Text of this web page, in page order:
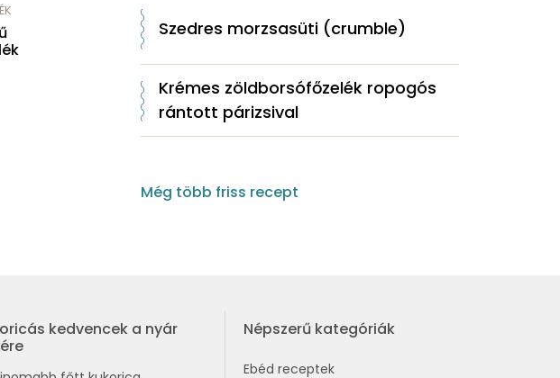
Szedres morzsasüti (crumble)
Krémes zöldborsófőzelék ropogós
rántott párizsival
Még több friss recept
kedvencek a nyár
Népszerű kategóriák
Ebéd receptek